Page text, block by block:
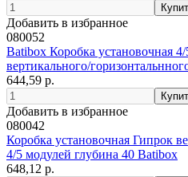
Добавить в избранное
080052
Batibox Коробка
вертикального/
644,59 р.
Добавить в избранное
080042
Коробка установочная Гипрок
4/5 модулей глубина 40 Batibox
648,12 р.